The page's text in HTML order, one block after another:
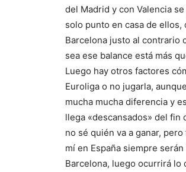
del Madrid y con Valencia
solo punto en casa de ellos,
Barcelona justo al contrario
sea ese balance está más
Luego hay otros factores
Euroliga o no jugarla,
mucha mucha diferencia y
llega «descansados» del fin
no sé quién va a ganar,
mí en España siempre
Barcelona, luego ocurrirá lo